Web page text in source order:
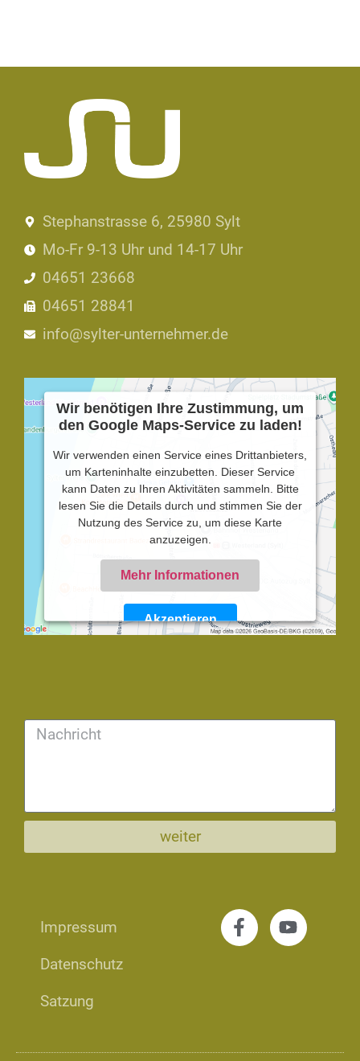
Stephanstrasse 6, 25980 Sylt
Mo-Fr 9-13 Uhr und 14-17 Uhr
04651 23668
04651 28841
info@sylter-unternehmer.de
Wir benötigen Ihre Zustimmung, um
den Google Maps-Service zu laden!
Wir verwenden einen Service eines Drittanbieters,
um Karteninhalte einzubetten. Dieser Service
kann Daten zu Ihren Aktivitäten sammeln. Bitte
lesen Sie die Details durch und stimmen Sie der
Nutzung des Service zu, um diese Karte
anzuzeigen.
Mehr Informationen
Akzeptieren
weiter
Impressum
Datenschutz
Satzung